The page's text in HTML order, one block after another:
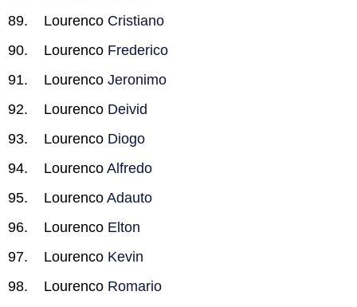
Lourenco Cristiano
Lourenco Frederico
Lourenco Jeronimo
Lourenco Deivid
Lourenco Diogo
Lourenco Alfredo
Lourenco Adauto
Lourenco Elton
Lourenco Kevin
Lourenco Romario